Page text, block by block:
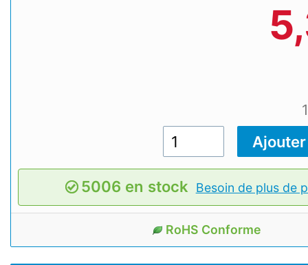
5006 en stock Besoin de plus de
RoHS Conforme